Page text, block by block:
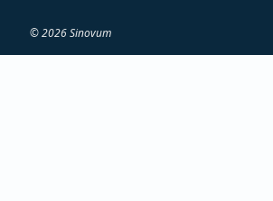
©2026Sinovum